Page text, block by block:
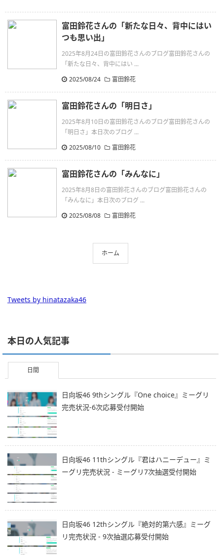
富田鈴花さんの「新たな日々、背中にはい
つも思い出」
2025年8月24日の富田鈴花さんのブログ富田鈴花さんの
「新たな日々、背中にはい ...
2025/08/24
富田鈴花
富田鈴花さんの「明日さ」
2025年8月10日の富田鈴花さんのブログ富田鈴花さんの
「明日さ」本日次のブログ ...
2025/08/10
富田鈴花
富田鈴花さんの「みんなに」
2025年8月8日の富田鈴花さんのブログ富田鈴花さんの
「みんなに」本日次のブログ ...
2025/08/08
富田鈴花
ホーム
Tweets by hinatazaka46
本日の人気記事
日間
日向坂46 9thシングル『One choice』ミーグリ
完売状況-6次応募受付開始
日向坂46 11thシングル『君はハニーデュー』ミ
ーグリ完売状況 - ミーグリ7次抽選受付開始
日向坂46 12thシングル『絶対的第六感』ミーグ
リ完売状況 - 9次抽選応募受付開始